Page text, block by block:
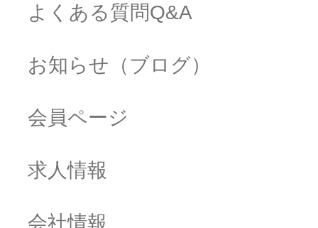
よくある質問Q&A
お知らせ（ブログ）
会員ページ
求人情報
会社情報